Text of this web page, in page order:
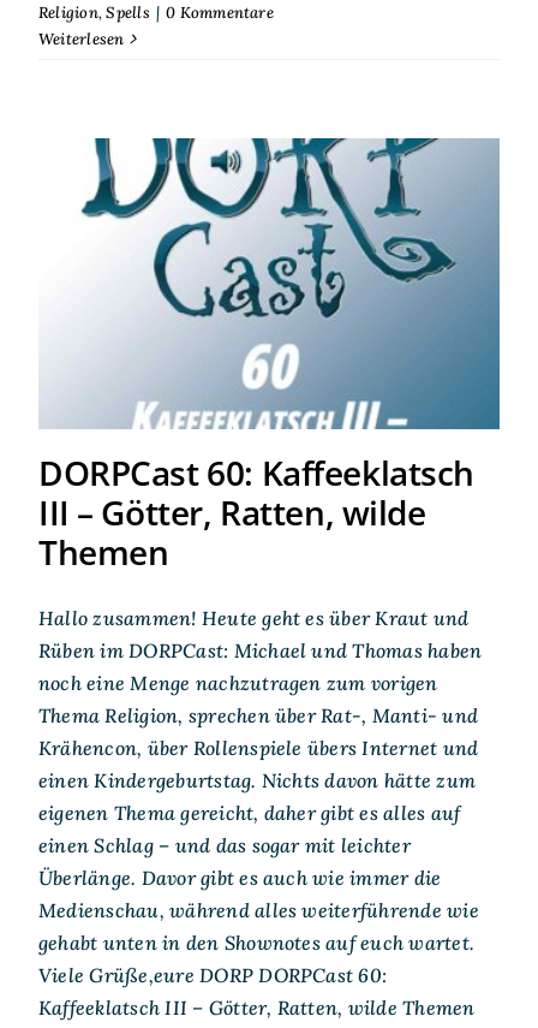
Religion,Spells | 0 Kommentare
Weiterlesen
DORPCast 60: Kaffeeklatsch
III – Götter, Ratten, wilde
Themen
DORPCast 60: Kaffeeklatsch
III – Götter, Ratten, wilde
Themen
Hallo zusammen! Heute geht es über Kraut und
Rüben im DORPCast: Michael und Thomas haben
noch eine Menge nachzutragen zum vorigen
Thema Religion, sprechen über Rat-, Manti- und
Krähencon, über Rollenspiele übers Internet und
einen Kindergeburtstag. Nichts davon hätte zum
eigenen Thema gereicht, daher gibt es alles auf
einen Schlag – und das sogar mit leichter
Überlänge. Davor gibt es auch wie immer die
Medienschau, während alles weiterführende wie
gehabt unten in den Shownotes auf euch wartet.
Viele Grüße,eure DORP DORPCast 60:
Kaffeeklatsch III – Götter, Ratten, wilde Themen